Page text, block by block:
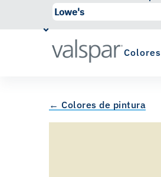
Colores
← Colores de pintura